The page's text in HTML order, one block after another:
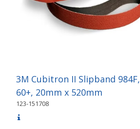
3M Cubitron II Slipband 984F,
60+, 20mm x 520mm
123-151708